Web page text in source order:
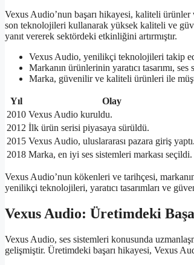
Vexus Audio’nun başarı hikayesi, kaliteli
son teknolojileri kullanarak yüksek kaliteli ve
yanıt vererek sektördeki etkinliğini artırmıştır.
Vexus Audio, yenilikçi teknolojileri takip
Markanın ürünlerinin yaratıcı tasarımı,
Marka, güvenilir ve kaliteli ürünleri ile
Yıl
Olay
2010 Vexus Audio kuruldu.
2012 İlk ürün serisi piyasaya sürüldü.
2015 Vexus Audio, uluslararası pazara giriş yaptı.
2018 Marka, en iyi ses sistemleri markası seçildi.
Vexus Audio’nun kökenleri ve tarihçesi,
yenilikçi teknolojileri, yaratıcı tasarımları ve
Vexus Audio: Üretimdeki
Vexus Audio, ses sistemleri konusunda
gelişmiştir. Üretimdeki başarı hikayesi, Vexus